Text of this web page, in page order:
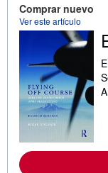
Comprar nuevo
Ver este artículo